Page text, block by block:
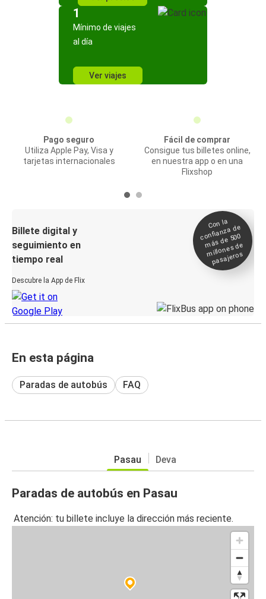
1
Mínimo de viajes
al día
Ver viajes
Pago seguro
Utiliza Apple Pay, Visa y
tarjetas internacionales
Fácil de comprar
Consigue tus billetes online,
en nuestra app o en una
Flixshop
Billete digital y
seguimiento en
tiempo real
Descubre la App de Flix
Con la
confianza de
más de 500
millones de
pasajeros
En esta página
Paradas de autobús FAQ
Pasau Deva
Paradas de autobús en Pasau
Atención: tu billete incluye la dirección más reciente.